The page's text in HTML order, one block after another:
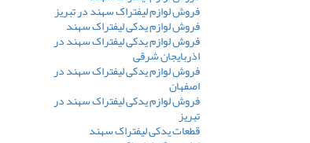
فروش لوازم لیفتراک سهند در تبریز
فروش لوازم یدکی لیفتراک سهند
فروش لوازم یدکی لیفتراک سهند در
اذربایجان شرقی
فروش لوازم یدکی لیفتراک سهند در
اصفهان
فروش لوازم یدکی لیفتراک سهند در
تبریز
قطعات یدکی لیفتراک سهند